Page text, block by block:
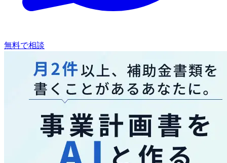
無料で相談